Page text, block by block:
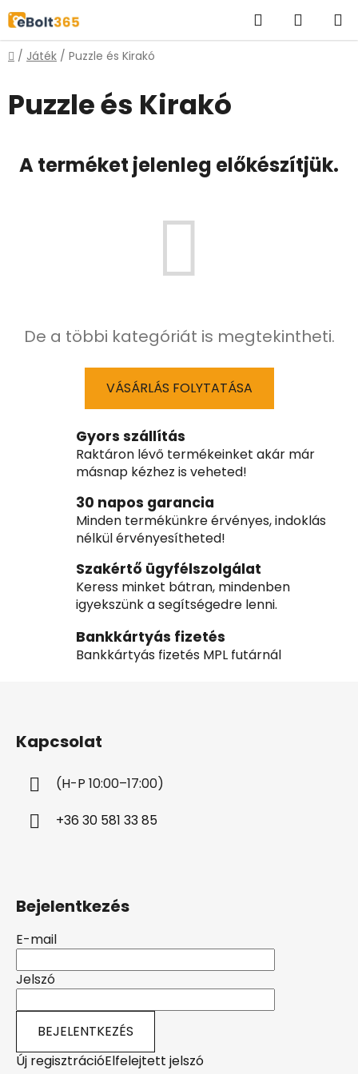
Ugrás
fő
tartalomhoz
KeresésKOSÁR
Kezdőlap
/ Játék / Puzzle és Kirakó
Puzzle és Kirakó
A terméket jelenleg előkészítjük.
De a többi kategóriát is megtekintheti.
VÁSÁRLÁS FOLYTATÁSA
Gyors szállítás
Raktáron lévő termékeinket akár már
másnap kézhez is veheted!
30 napos garancia
Minden termékünkre érvényes, indoklás
nélkül érvényesítheted!
Szakértő ügyfélszolgálat
Keress minket bátran, mindenben
igyekszünk a segítségedre lenni.
Bankkártyás fizetés
Bankkártyás fizetés MPL futárnál
Kapcsolat
(H-P 10:00–17:00)
+36 30 581 33 85
Bejelentkezés
E-mail
Jelszó
BEJELENTKEZÉS
Új regisztrációElfelejtett jelszó